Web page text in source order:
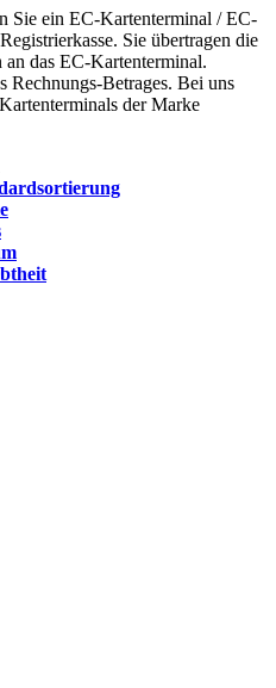
Sie ein EC-Kartenterminal / EC-
Sie übertragen die
an das EC-Kartenterminal.
Rechnungs-Betrages. Bei uns
der Marke